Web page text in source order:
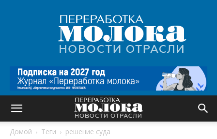
Переработка
молока
|
Новости
Домой Теги решение суда